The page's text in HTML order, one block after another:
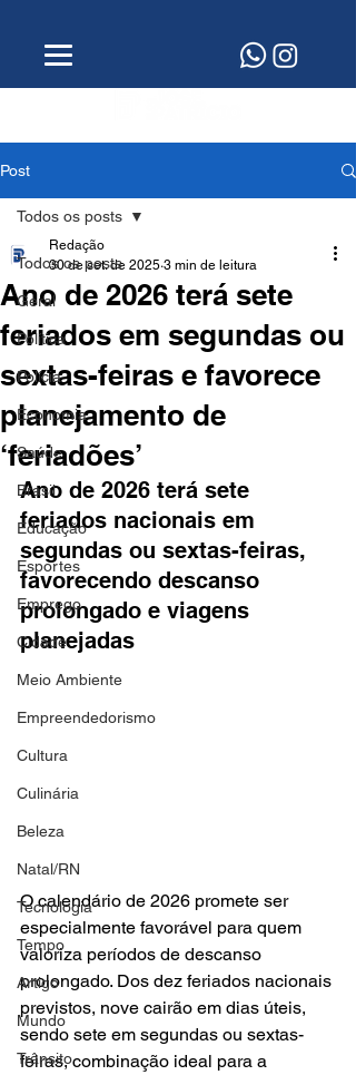
Post
Todos os posts
Geral
Política
Polícia
Economia
Saúde
Brasil
Educação
Esportes
Emprego
Cidade
Meio Ambiente
Empreendedorismo
Cultura
Culinária
Beleza
Natal/RN
Tecnologia
Tempo
Artigo
Mundo
Trânsito
Todos os posts
Ano de 2026 terá sete
feriados em segundas ou
sextas-feiras e favorece
planejamento de
‘feriadões’
Redação
30 de set. de 2025 3 min de leitura
Ano de 2026 terá sete
feriados nacionais em
segundas ou sextas-feiras,
favorecendo descanso
prolongado e viagens
planejadas
O calendário de 2026 promete ser
especialmente favorável para quem
valoriza períodos de descanso
prolongado. Dos dez feriados nacionais
previstos, nove cairão em dias úteis,
sendo sete em segundas ou sextas-
feiras, combinação ideal para a